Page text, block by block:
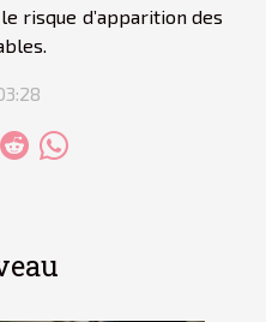
risque d’apparition des